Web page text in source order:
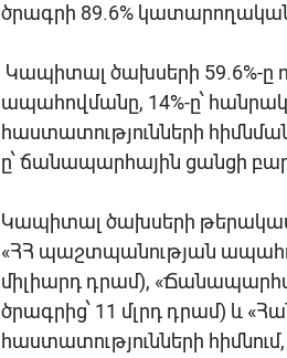
ծրագրի 89.6%
Կապիտալ ծախսերի 59.6%-ը
ապահովմանը, 14%-ը՝
հաստատությունների
ը՝ ճանապարհային ցանցի
Կապիտալ ծախսերի
«ՀՀ պաշտպանության
միլիարդ դրամ),
ծրագրից՝ 11 մլրդ դրամ) և
հաստատությունների